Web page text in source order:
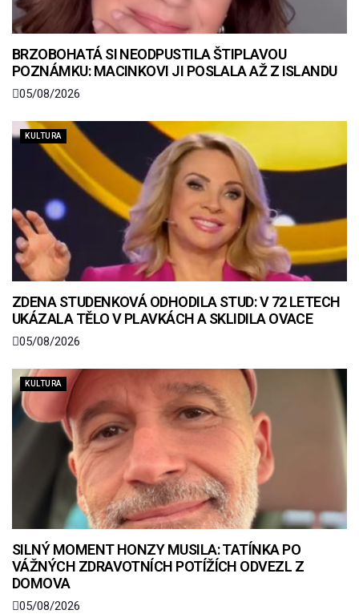
BRZOBOHATÁ SI NEODPUSTILA ŠTIPLAVOU
POZNÁMKU: MACINKOVI JI POSLALA AŽ Z ISLANDU
05/08/2026
KULTURA
ZDENA STUDENKOVÁ ODHODILA STUD: V 72 LETECH
UKÁZALA TĚLO V PLAVKÁCH A SKLIDILA OVACE
05/08/2026
KULTURA
SILNÝ MOMENT HONZY MUSILA: TATÍNKA PO
VÁŽNÝCH ZDRAVOTNÍCH POTÍŽÍCH ODVEZL Z
DOMOVA
05/08/2026